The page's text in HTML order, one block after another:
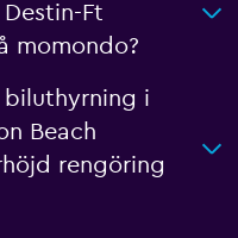
Ft
momondo?
i
Beach
rengöring